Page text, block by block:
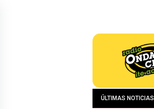
ÚLTIMAS NOTICIAS